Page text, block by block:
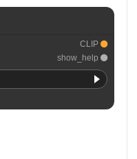
CLIP
show_help